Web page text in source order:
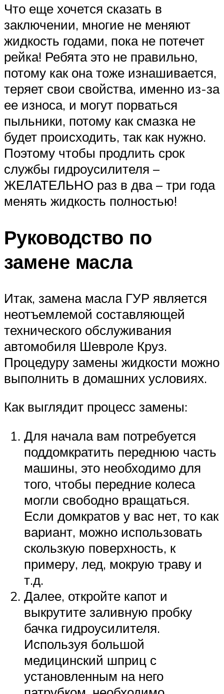
Что еще хочется сказать в
заключении, многие не меняют
жидкость годами, пока не потечет
рейка! Ребята это не правильно,
потому как она тоже изнашивается,
теряет свои свойства, именно из-за
ее износа, и могут порваться
пыльники, потому как смазка не
будет происходить, так как нужно.
Поэтому чтобы продлить срок
службы гидроусилителя –
ЖЕЛАТЕЛЬНО раз в два – три года
менять жидкость полностью!
Руководство по
замене масла
Итак, замена масла ГУР является
неотъемлемой составляющей
технического обслуживания
автомобиля Шевроле Круз.
Процедуру замены жидкости можно
выполнить в домашних условиях.
Как выглядит процесс замены:
Для начала вам потребуется
поддомкратить переднюю часть
машины, это необходимо для
того, чтобы передние колеса
могли свободно вращаться.
Если домкратов у вас нет, то как
вариант, можно использовать
скользкую поверхность, к
примеру, лед, мокрую траву и
т.д.
Далее, откройте капот и
выкрутите заливную пробку
бачка гидроусилителя.
Используя большой
медицинский шприц с
установленным на него